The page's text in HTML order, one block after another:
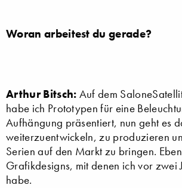
Woran arbeitest du gerade?
Arthur Bitsch: Auf dem
habe ich Prototypen für eine
Aufhängung präsentiert, nun geht es
weiterzuentwickeln, zu produzieren
Serien auf den Markt zu bringen.
Grafikdesigns, mit denen ich vor zwei
habe.